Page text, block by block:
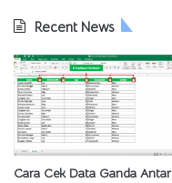
Recent News
Cara Cek Data Ganda Antar